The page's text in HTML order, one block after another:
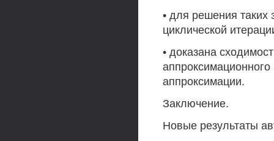
• для решения таких
циклической
• доказана
аппроксимации.
Заключение.
Новые результаты